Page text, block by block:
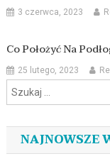
3 czerwca, 2023
Co Położyć Na
25 lutego, 2023
NAJNOWSZE